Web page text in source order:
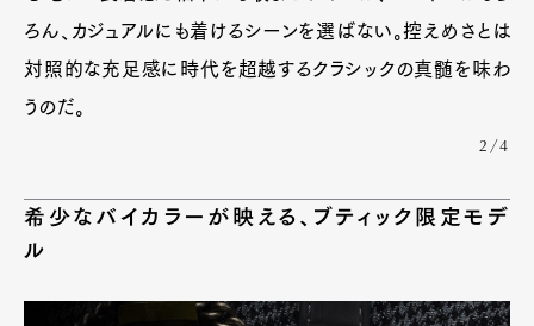
Pen international Pen tw
ろん、カジュアルにも着けるシーンを選ばない。控えめさとは
対照的な充足感に時代を超越するクラシックの真髄を味わ
うのだ。
2/4
希少なバイカラーが映える、ブティック限定モデ
ル